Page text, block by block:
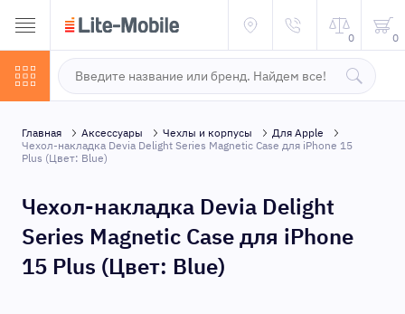
0 0
Главная Аксессуары Чехлы и корпусы
Для Apple
Чехол-накладка Devia Delight Series Magnetic Case для iPhone 15
Plus (Цвет: Blue)
Чехол-накладка Devia Delight
Series Magnetic Case для iPhone
15 Plus (Цвет: Blue)